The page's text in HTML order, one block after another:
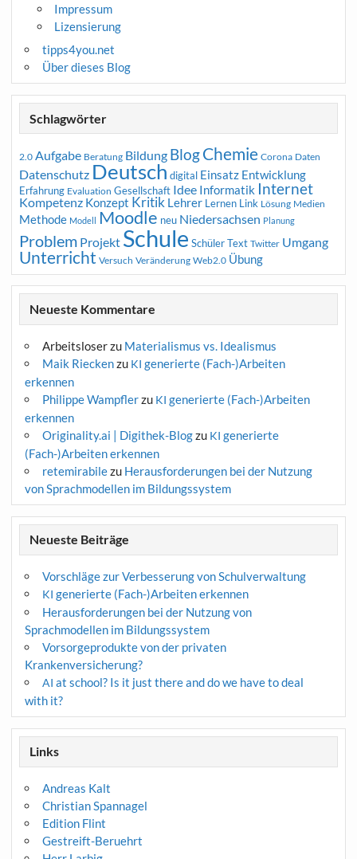
Impressum
Lizensierung
tipps4you.net
Über dieses Blog
Schlagwörter
2.0 Aufgabe Beratung Bildung BlogChemie Corona Daten
Datenschutz Deutsch digital Einsatz Entwicklung
Erfahrung Evaluation Gesellschaft Idee Informatik Internet
Kompetenz Konzept Kritik Lehrer Lernen Link Lösung Medien
Methode Modell Moodle neu Niedersachsen Planung
Problem Projekt Schule Schüler Text Twitter Umgang
Unterricht Versuch Veränderung Web2.0 Übung
Neueste Kommentare
Arbeitsloserzu Materialismus vs. Idealismus
Maik Rieckenzu KI generierte (Fach-)Arbeiten
erkennen
Philippe Wampflerzu KI generierte (Fach-)Arbeiten
erkennen
Originality.ai | Digithek-Blogzu KI generierte
(Fach-)Arbeiten erkennen
retemirabilezu Herausforderungen bei der Nutzung
von Sprachmodellen im Bildungssystem
Neueste Beiträge
Vorschläge zur Verbesserung von Schulverwaltung
KI generierte (Fach-)Arbeiten erkennen
Herausforderungen bei der Nutzung von
Sprachmodellen im Bildungssystem
Vorsorgeprodukte von der privaten
Krankenversicherung?
AI at school? Is it just there and do we have to deal
with it?
Links
Andreas Kalt
Christian Spannagel
Edition Flint
Gestreift-Beruehrt